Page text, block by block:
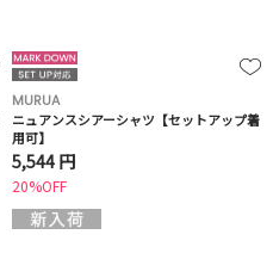
MURUA
ニュアンスシアーシャツ【セットアップ着
用可】
5,544 円
20%OFF